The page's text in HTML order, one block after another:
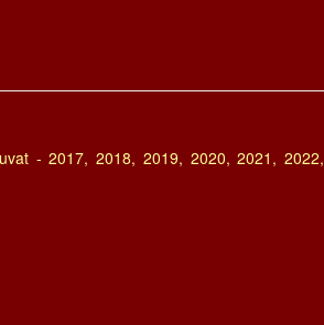
- 2017, 2018, 2019, 2020, 2021, 2022,